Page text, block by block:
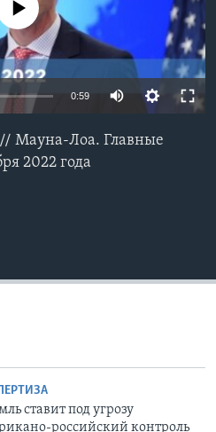
currently available
0:59
Мауна-Лоа. Главные
2022 года
ставит под угрозу
российский контроль